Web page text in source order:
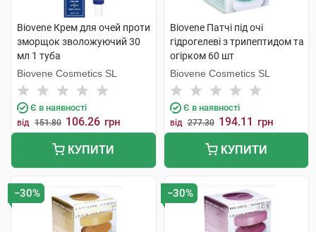
Biovene Крем для очей проти
зморщок зволожуючий 30
мл 1 туба
Biovene Cosmetics SL
Є в наявності
від 151.80 106.26 грн
КУПИТИ
Biovene Патчі під очі
гідрогелеві з трипептидом та
огірком 60 шт
Biovene Cosmetics SL
Є в наявності
від 277.30 194.11 грн
КУПИТИ
−30% −30%